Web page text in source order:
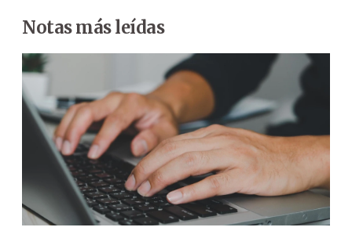
Notas más leídas